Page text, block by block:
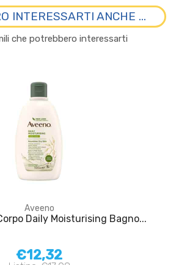
INTERESSARTI ANCHE ...
che potrebbero interessarti
Aveeno
Daily Moisturising Bagno...
€12,32